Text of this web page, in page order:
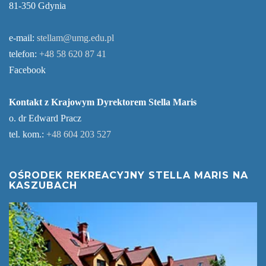
81-350 Gdynia
e-mail: stellam@umg.edu.pl
telefon: +48 58 620 87 41
Facebook
Kontakt z Krajowym Dyrektorem Stella Maris
o. dr Edward Pracz
tel. kom.: +48 604 203 527
OŚRODEK REKREACYJNY STELLA MARIS NA
KASZUBACH